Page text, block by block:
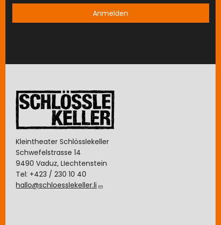
Image
Kleintheater Schlösslekeller
Schwefelstrasse 14
9490 Vaduz, LIechtenstein
Tel: +423 / 230 10 40
hallo@schloesslekeller.li